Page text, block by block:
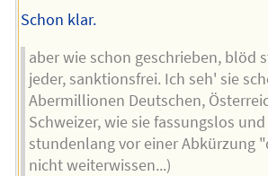
Schon klar.
aber wie schon geschrieben, blöd
jeder, sanktionsfrei. Ich seh' sie
Abermillionen Deutschen,
Schweizer, wie sie fassungslos
stundenlang vor einer Abkürzung
nicht weiterwissen...)